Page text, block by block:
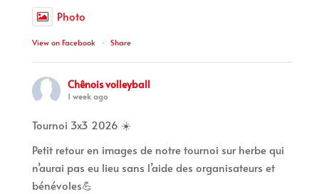
Photo
View on Facebook · Share
Chênois volleyball
1 week ago
Tournoi 3x3 2026 ☀️
Petit retour en images de notre tournoi sur herbe qui
n’aurai pas eu lieu sans l’aide des organisateurs et
bénévoles💪